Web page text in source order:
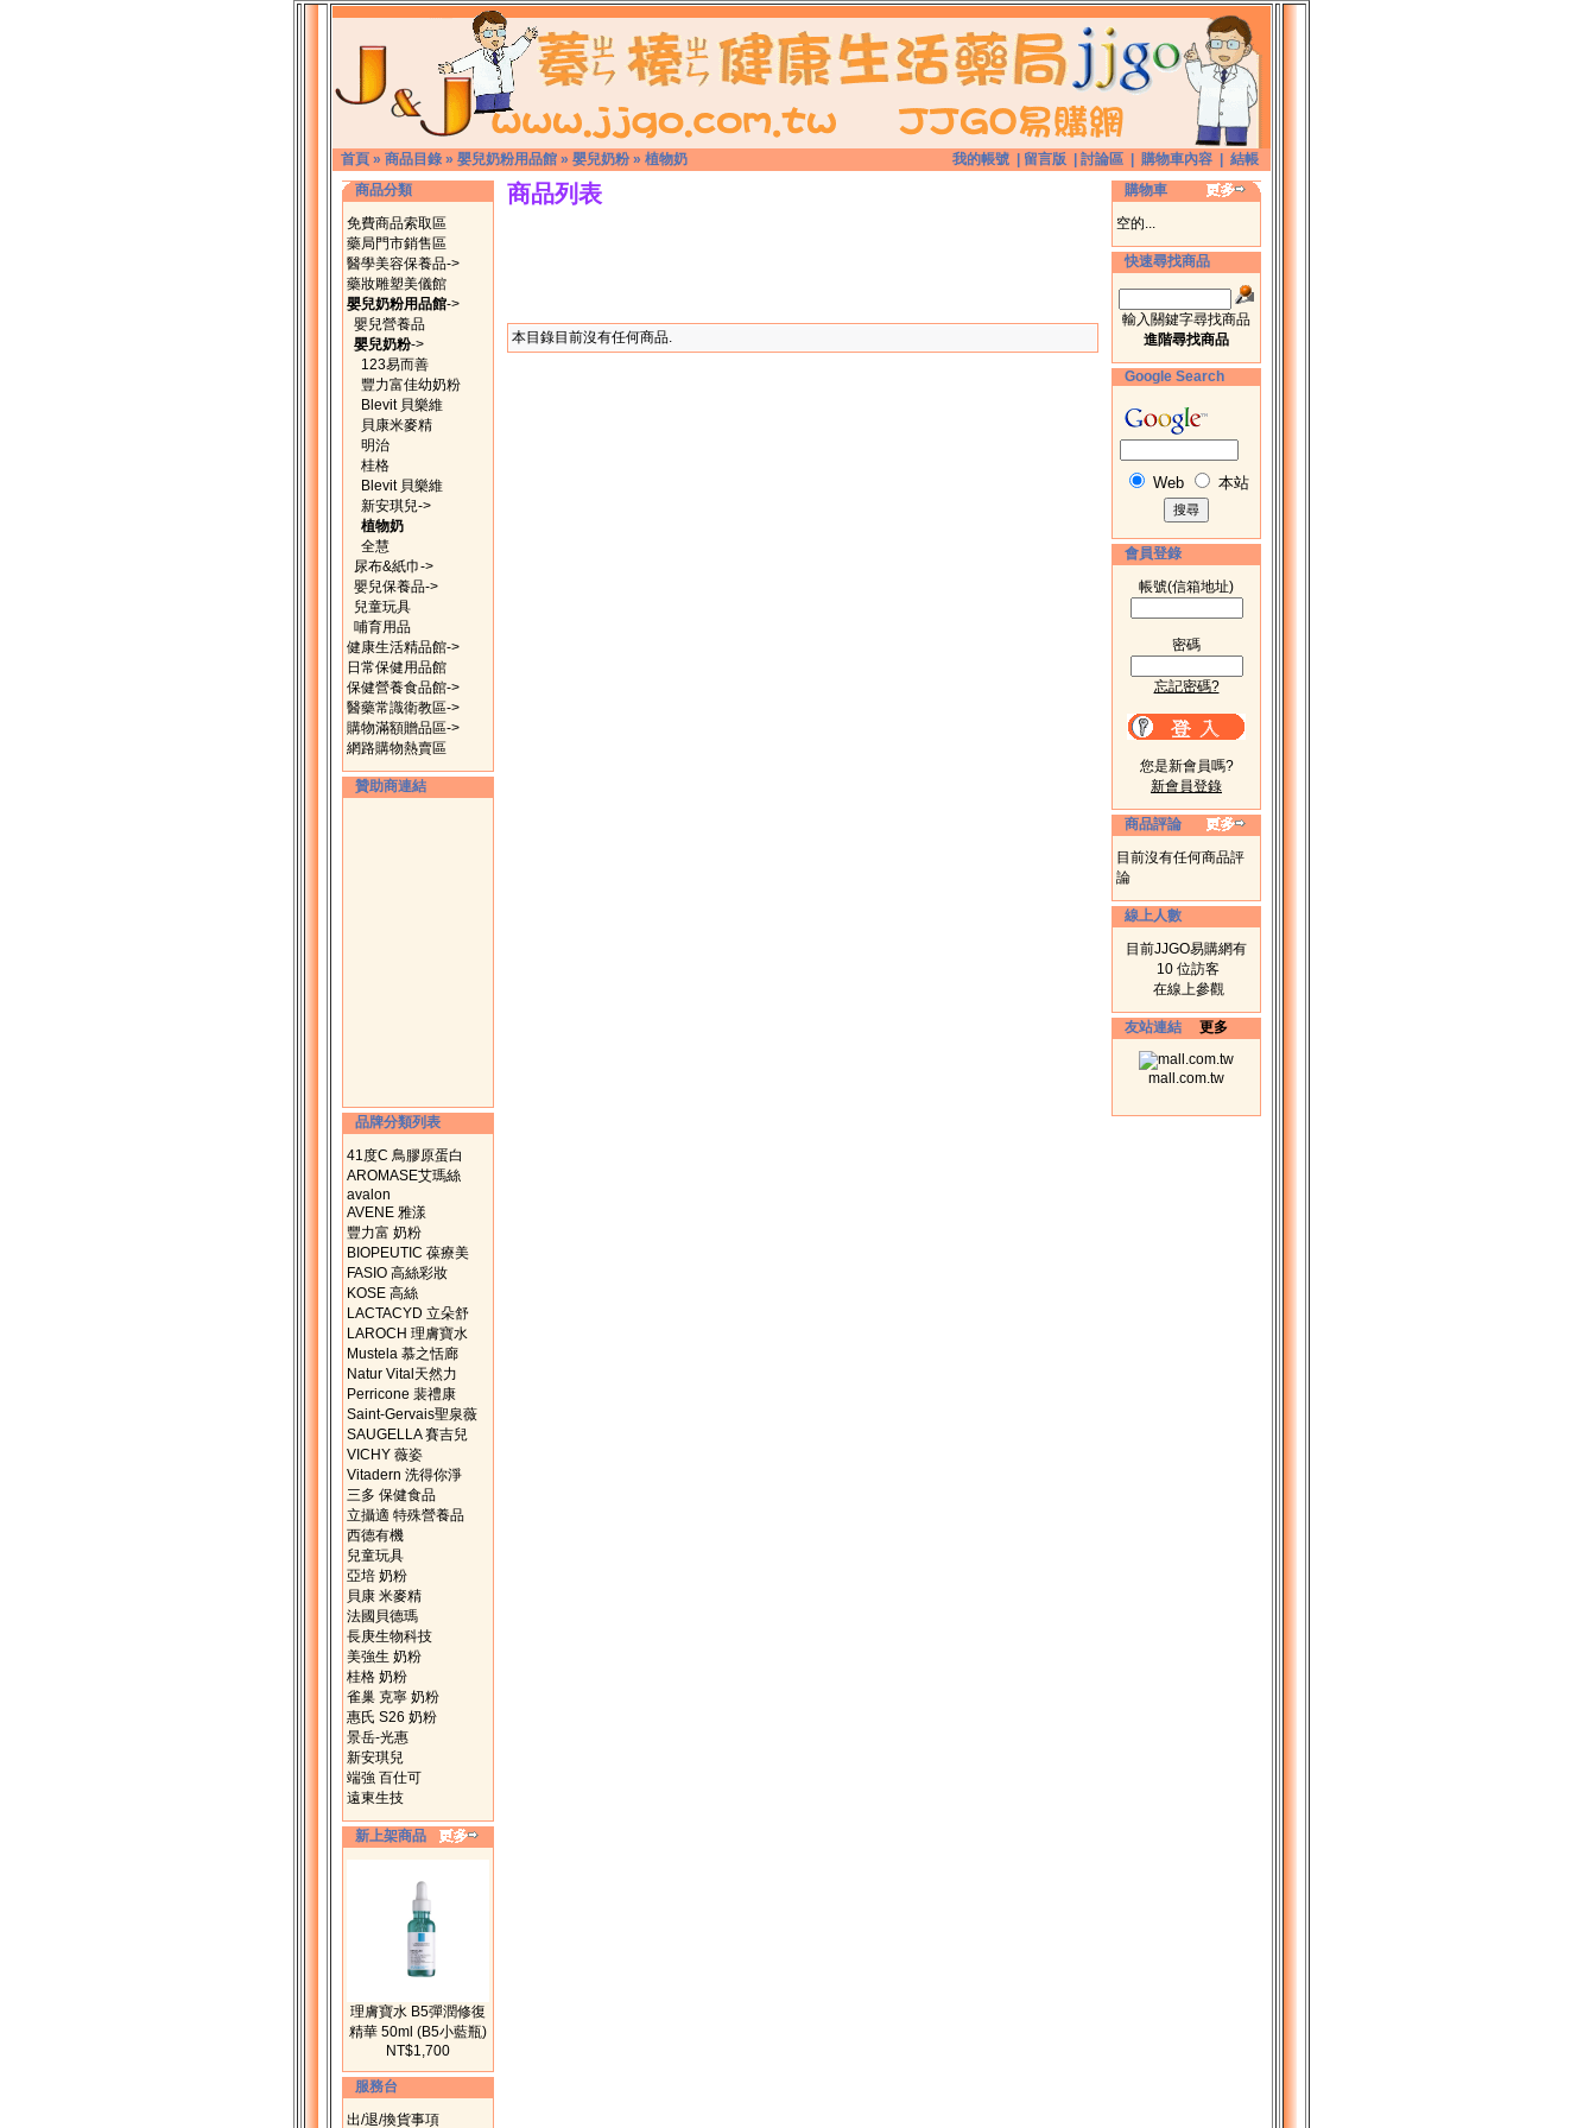
首頁 » 商品目錄 » 嬰兒奶粉用品館 » 嬰兒奶粉» 植物奶 我的帳號 留言版 討論區 購物車內容
結帳
商品分類
免費商品索取區
藥局門市銷售區
醫學美容保養品->
藥妝雕塑美儀館
嬰兒奶粉用品館->
嬰兒營養品
嬰兒奶粉->
123易而善
豐力富佳幼奶粉
Blevit 貝樂維
貝康米麥精
明治
桂格
Blevit 貝樂維
新安琪兒->
植物奶
全慧
尿布&紙巾->
嬰兒保養品->
兒童玩具
哺育用品
健康生活精品館->
日常保健用品館
保健營養食品館->
醫藥常識衛教區->
購物滿額贈品區->
網路購物熱賣區
贊助商連結
品牌分類列表
41度C 鳥膠原蛋白
AROMASE艾瑪絲
avalon
AVENE 雅漾
豐力富 奶粉
BIOPEUTIC 葆療美
FASIO 高絲彩妝
KOSE 高絲
LACTACYD 立朵舒
LAROCH 理膚寶水
Mustela 慕之恬廊
Natur Vital天然力
Perricone 裴禮康
Saint-Gervais聖泉薇
SAUGELLA 賽吉兒
VICHY 薇姿
Vitadern 洗得你淨
三多 保健食品
立攝適 特殊營養品
西德有機
兒童玩具
亞培 奶粉
貝康 米麥精
法國貝德瑪
長庚生物科技
美強生 奶粉
桂格 奶粉
雀巢 克寧 奶粉
惠氏 S26 奶粉
景岳-光惠
新安琪兒
端強 百仕可
遠東生技
新上架商品
理膚寶水 B5彈潤修復
精華 50ml (B5小藍瓶)
NT$1,700
服務台
出/退/換貨事項
商品列表
本目錄目前沒有任何商品.
購物車
空的...
快速尋找商品
輸入關鍵字尋找商品
進階尋找商品
Google Search
Web 本站
會員登錄
帳號(信箱地址)
密碼
忘記密碼?
您是新會員嗎?
新會員登錄
商品評論
目前沒有任何商品評
論
線上人數
目前JJGO易購網有
10 位訪客
在線上參觀
友站連結 更多
mall.com.tw